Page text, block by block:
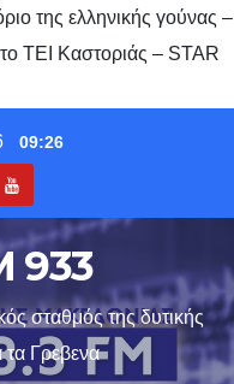
της ελληνικής γούνας –
ΤΕΙ Καστοριάς – STAR
09:26
933
σταθμός της δυτικής
Γρεβενα